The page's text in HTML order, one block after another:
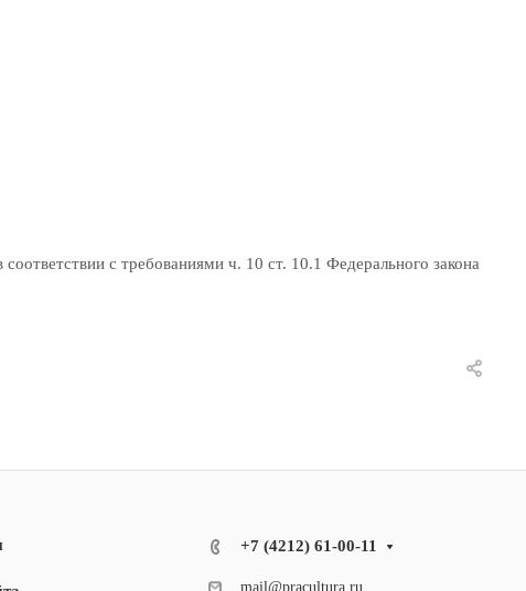
с требованиями ч. 10 ст. 10.1 Федерального закона
+7 (4212) 61-00-11
mail@pracultura.ru